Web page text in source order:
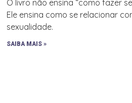
O livro não ensina “como fazer
Ele ensina como se relacionar
sexualidade.
SAIBA MAIS »